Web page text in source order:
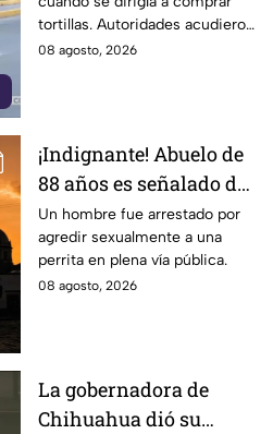
perder la v1da en el
camino
tortillas. Autoridades acudieron
al lugar tras el reporte de
08 agosto, 2026
¡Indignante! Abuelo de
88 años es señalado de
4busar de una canina
frente a un parque con
men0res
Un hombre fue arrestado por
agredir sexualmente a una
perrita en plena vía pública.
08 agosto, 2026
La gobernadora de
Chihuahua dió su